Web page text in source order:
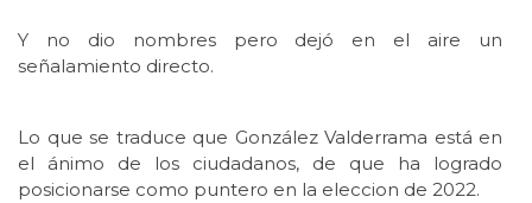
Y no dio nombres pero dejó en el aire un
señalamiento directo.
Lo que se traduce que González Valderrama está en
el ánimo de los ciudadanos, de que ha logrado
posicionarse como puntero en la eleccion de 2022.